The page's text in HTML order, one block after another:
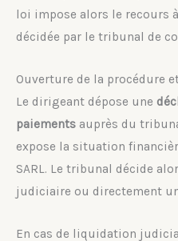
loi impose alors le recours
décidée par le tribunal de
Ouverture de la procédure
Le dirigeant dépose une
paiements auprès du
expose la situation
SARL. Le tribunal décide
judiciaire ou directement
En cas de liquidation